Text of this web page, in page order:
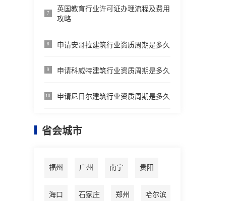
7
英国教育行业许可证办理流程及费用
攻略
8 申请安哥拉建筑行业资质周期是多久
9 申请科威特建筑行业资质周期是多久
10 申请尼日尔建筑行业资质周期是多久
省会城市
福州 广州 南宁 贵阳
海口 石家庄 郑州 哈尔滨